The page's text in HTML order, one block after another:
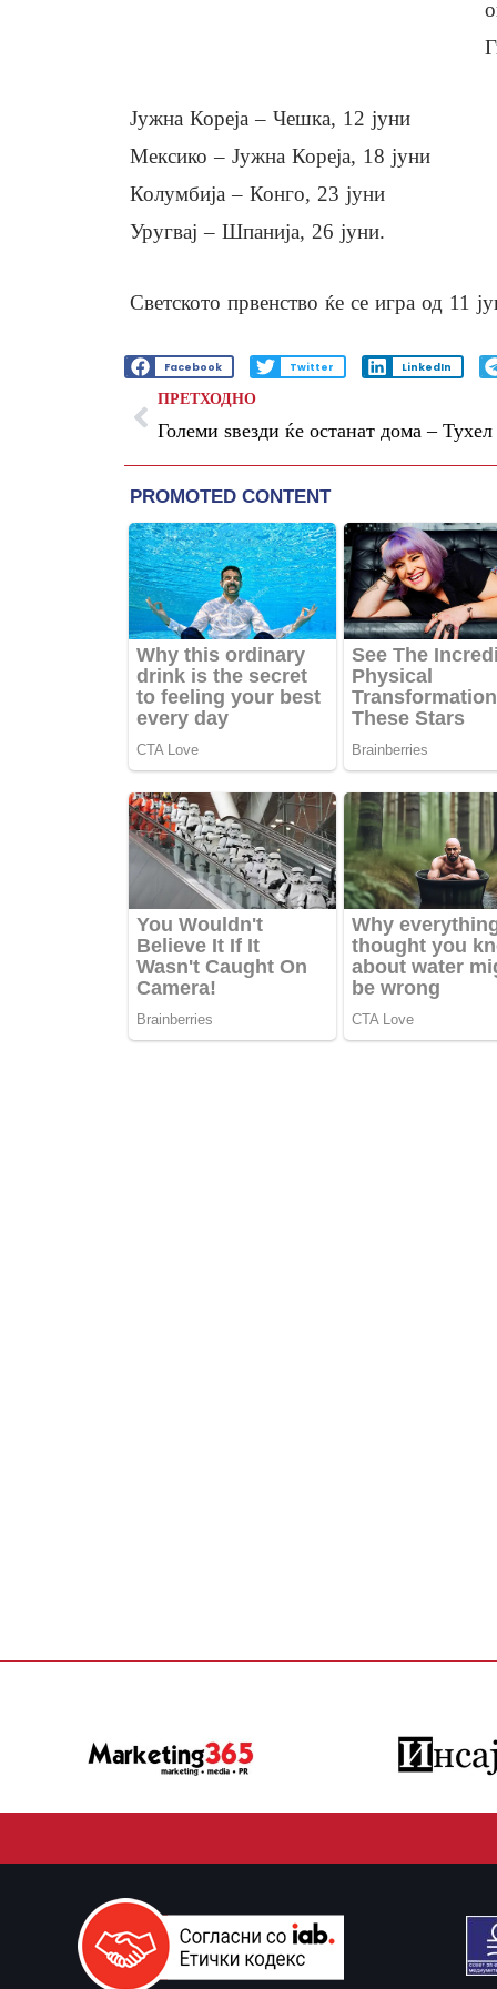
Јужна Кореја – Чешка, 12 јуни
Мексико – Јужна Кореја, 18 јуни
Колумбија – Конго, 23 јуни
Уругвај – Шпанија, 26 јуни.
Светското првенство ќе се игра од 11
Facebook Twitter LinkedIn
ПРЕТХОДНО